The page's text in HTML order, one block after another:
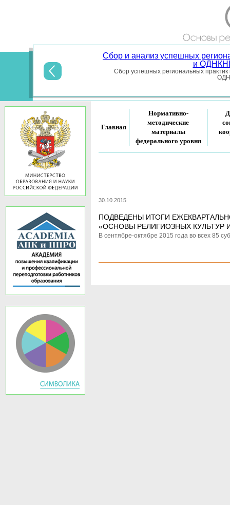
Сбор и анализ успешных
и
Сбор успешных региональных
Главная
Нормативно-
методические
материалы
федерального уровня
30.10.2015
ПОДВЕДЕНЫ ИТОГИ
«ОСНОВЫ РЕЛИГИОЗНЫХ КУЛЬТУР
В сентябре-октябре 2015 года во всех 85